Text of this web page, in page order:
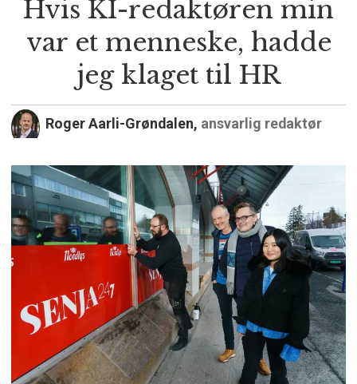
Hvis KI-redaktøren min
var et menneske, hadde
jeg klaget til HR
Roger Aarli-Grøndalen, ansvarlig redaktør